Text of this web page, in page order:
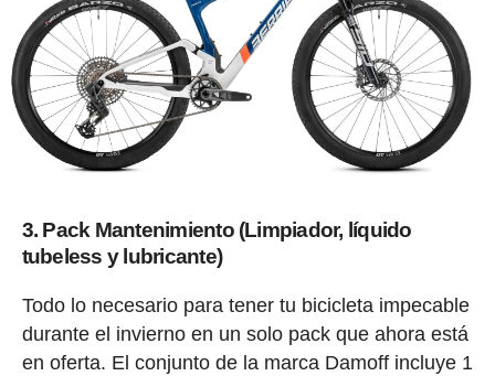
3. Pack Mantenimiento (Limpiador, líquido
tubeless y lubricante)
Todo lo necesario para tener tu bicicleta impecable
durante el invierno en un solo pack que ahora está
en oferta. El conjunto de la marca Damoff incluye 1